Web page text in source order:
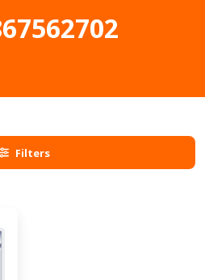
Filters